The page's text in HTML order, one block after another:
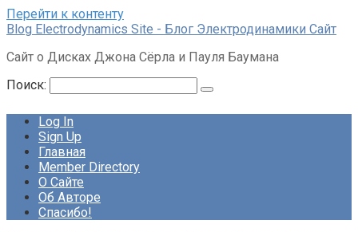
Перейти к контенту
Blog Electrodynamics Site - Блог Электродинамики Сайт
Сайт о Дисках Джона Сёрла и Пауля Баумана
Поиск:
Log In
Sign Up
Главная
Member Directory
О Сайте
Об Авторе
Спасибо!